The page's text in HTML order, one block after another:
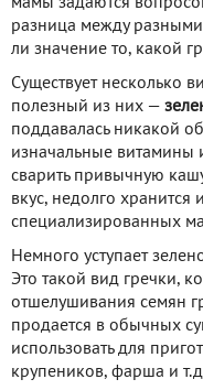
разница между
ли значение то, какой
Существует несколько
полезный из них —
поддавалась никакой
изначальные витамины
сварить привычную
вкус, недолго хранится
специализированных
Немного уступает
Это такой вид гречки,
отшелушивания семян
продается в обычных
использовать для
крупеников, фарша и